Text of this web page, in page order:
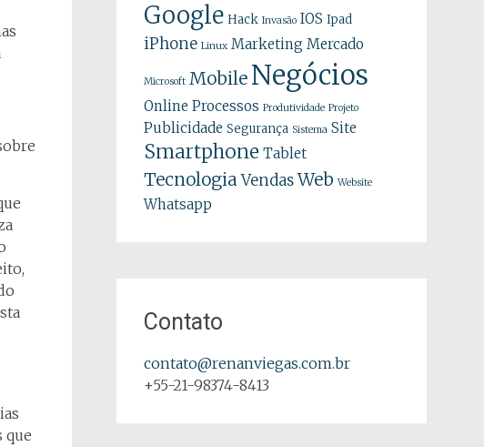
que
Google Hack Invasão IOS Ipad
iPhone Linux Marketing Mercado
Microsoft Mobile Negócios
Online Processos Produtividade Projeto
Publicidade Segurança Sistema Site
Smartphone Tablet
TecnologiaVendasWeb Website
Whatsapp
Contato
contato@renanviegas.com.br
+55-21-98374-8413